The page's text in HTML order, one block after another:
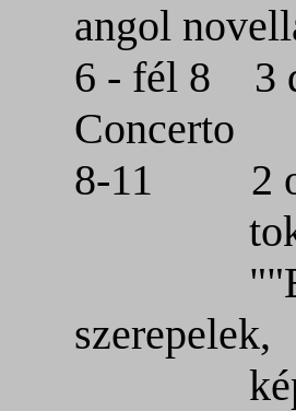
angol
6 - fél 8 3
Concerto
8-11 2
tokiói
szerepelek,